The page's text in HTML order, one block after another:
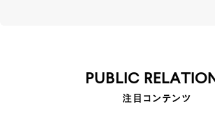
PUBLIC
注目コンテンツ